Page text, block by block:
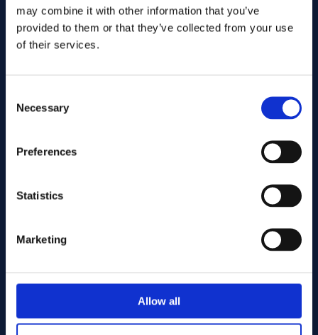
may combine it with other information that you’ve
provided to them or that they’ve collected from your use
of their services.
Selection
Necessary
Preferences
Statistics
Marketing
Allow all
Associerade produkter